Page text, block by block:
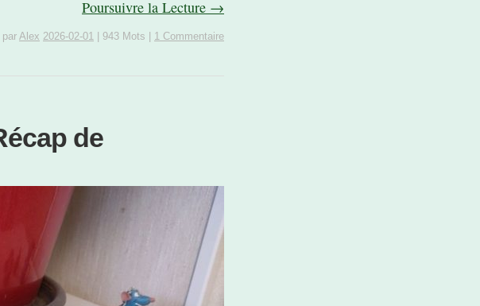
Poursuivre la Lecture →
par Alex 2026-02-01 943 Mots 1 Commentaire
de